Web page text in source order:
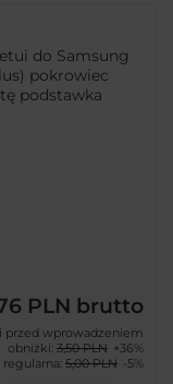
do Samsung
pokrowiec
podstawka
PLN brutto
przed wprowadzeniem
obniżki: 3,50 PLN +36%
regularna: 5,00 PLN -5%